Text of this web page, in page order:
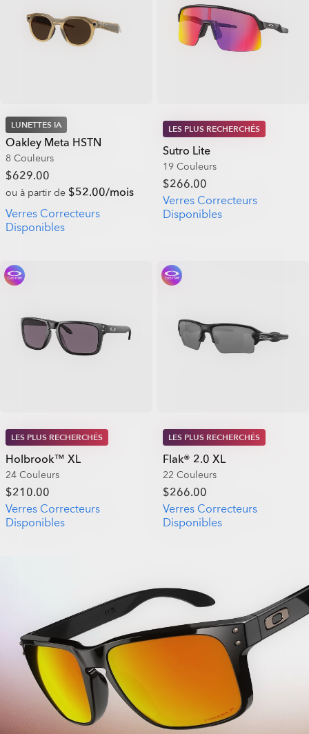
LUNETTES IA
Oakley Meta HSTN
8 Couleurs
$629.00
ou à partir de $52.00/mois
Verres Correcteurs
Disponibles
LES PLUS RECHERCHÉS
Sutro Lite
19 Couleurs
$266.00
Verres Correcteurs
Disponibles
LES PLUS RECHERCHÉS
Holbrook™ XL
24 Couleurs
$210.00
Verres Correcteurs
Disponibles
LES PLUS RECHERCHÉS
Flak® 2.0 XL
22 Couleurs
$266.00
Verres Correcteurs
Disponibles